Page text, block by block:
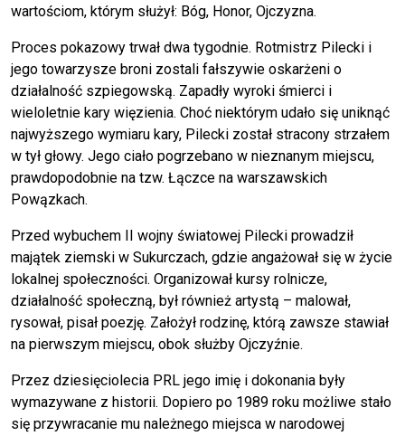
wartościom, którym służył: Bóg, Honor, Ojczyzna.
Proces pokazowy trwał dwa tygodnie. Rotmistrz Pilecki i
jego towarzysze broni zostali fałszywie oskarżeni o
działalność szpiegowską. Zapadły wyroki śmierci i
wieloletnie kary więzienia. Choć niektórym udało się uniknąć
najwyższego wymiaru kary, Pilecki został stracony strzałem
w tył głowy. Jego ciało pogrzebano w nieznanym miejscu,
prawdopodobnie na tzw. Łączce na warszawskich
Powązkach.
Przed wybuchem II wojny światowej Pilecki prowadził
majątek ziemski w Sukurczach, gdzie angażował się w życie
lokalnej społeczności. Organizował kursy rolnicze,
działalność społeczną, był również artystą – malował,
rysował, pisał poezję. Założył rodzinę, którą zawsze stawiał
na pierwszym miejscu, obok służby Ojczyźnie.
Przez dziesięciolecia PRL jego imię i dokonania były
wymazywane z historii. Dopiero po 1989 roku możliwe stało
się przywracanie mu należnego miejsca w narodowej